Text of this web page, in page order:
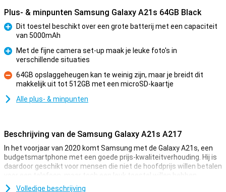
Plus- & minpunten Samsung Galaxy A21s 64GB Black
Pluspunt
Dit toestel beschikt over een grote batterij met een capaciteit
van 5000mAh
Pluspunt
Met de fijne camera set-up maak je leuke foto's in
verschillende situaties
Minpunt
64GB opslaggeheugen kan te weinig zijn, maar je breidt dit
makkelijk uit tot 512GB met een microSD-kaartje
Alle plus- & minpunten
Beschrijving van de Samsung Galaxy A21s A217
In het voorjaar van 2020 komt Samsung met de Galaxy A21s, een
budgetsmartphone met een goede prijs-kwaliteitverhouding. Hij is
daardoor geschikt voor mensen die niet de hoofdprijs willen betalen
voor een telefoon, maar toch een leuk toestel willen hebben.
Zo heeft hij op de achterkant een viertal camera's, waarmee je
Volledige beschrijving